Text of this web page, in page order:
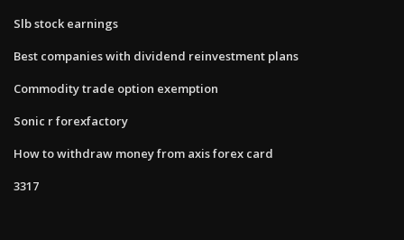
Slb stock earnings
Best companies with dividend reinvestment plans
Commodity trade option exemption
Sonic r forexfactory
How to withdraw money from axis forex card
3317